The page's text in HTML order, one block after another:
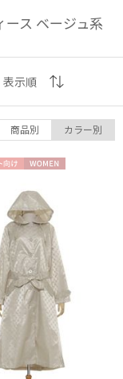
ース ベージュ系
キッズ
表示順
商品別 カラー別
N